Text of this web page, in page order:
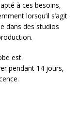
à ces besoins,
lorsqu’il s’agit
dans des studios
est
pendant 14 jours,